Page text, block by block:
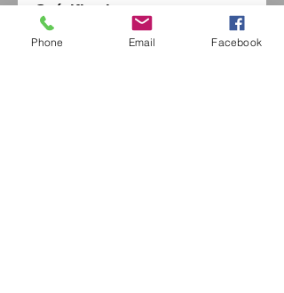
Spécification:
Sphere range-10.0D ~ +10.0D
Cylinder range-5.0D ~ +5.0D
Phone Email Facebook